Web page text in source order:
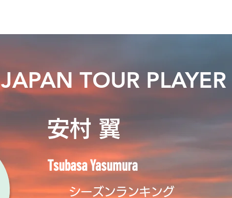
JAPAN TOUR PLAYER
安村 翼
Tsubasa Yasumura
シーズンランキング